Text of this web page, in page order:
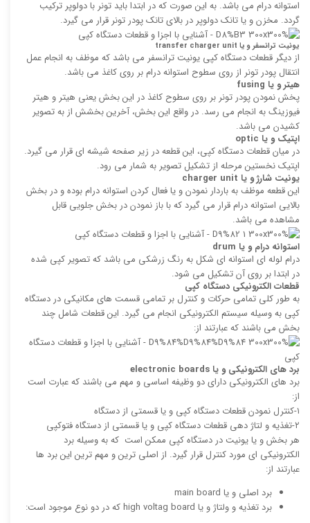
استوانه درام می باشد. به این صورت که در ابتدا باید تونر با دولوپر ترکیب
گردد. مخزن و یا تانک دولوپر در بالای تانک پودر تونر قرار می گیرد.
یونیت ترانسفر و یا transfer charger unit
از دیگر قطعات دستگاه کپی یونیت ترانسفر می باشد که موظف به انجام عمل
انتقال پودر تونر از روی سطوح استوانه درام بر روی کاغذ می باشد.
هیتر و یا fusing
پخش نمودن پودر تونر بر روی سطوح کاغذ در این بخش یعنی هیتر و هیتر
فیوزینگ به انجام می رسد. در واقع این بخش، آخرین بخشش از به تصویر
کشیدن می باشد.
اپتیک و یا optic
در میان قطعات دستگاه کپی، این قطعه در زیر صفحه شیشه ای قرار می گیرد.
اپتیک نخستین مرحله از تشکیل تصویر به شمار می رود.
یونیت شارژ و یا charger unit
این قطعه موظف به باردار نمودن و یا فعال کردن استوانه درام بوده و در بخش
بالایی استوانه درام قرار می گیرد که با باز نمودن در بخش جلویی قابل
مشاهده می باشد.
استوانه درام و یا drum
درام لوله ای استوانه ای شکل به رنگ زرشکی می باشد که تصویر کپی شده
در ابتدا بر روی آن تشکیل می شود.
قطعات الکترونیکی دستگاه کپی
به طور کلی تمامی حرکات و کنترل بر تمامی قسمت های مکانیکی در دستگاه
کپی به وسیله سیستم الکترونیکی انجام می گیرد. این قطعات شامل چند
بخش می باشند که عبارتند از:
برد های الکترونیکی و یا electronic boards
برد های الکترونیکی دارای دو وظیفه اساسی و مهم می باشند که عبارت است
از:
۱-کنترل نمودن قطعات دستگاه کپی و یا قسمتی از دستگاه
۲-تغذیه و لتاژ دهی قطعات دستگاه کپی و یا قسمتی از دستگاه فتوکپی
هر بخش و یا یونیت در دستگاه کپی ممکن است که به وسیله برد
الکترونیکی ای مورد کنترل قرار گیرد. از اصلی ترین و مهم ترین این برد ها
عبارتند از:
برد اصلی و یا main board
برد تغذیه و ولتاژ و یا high voltag board که در دو نوع موجود است: